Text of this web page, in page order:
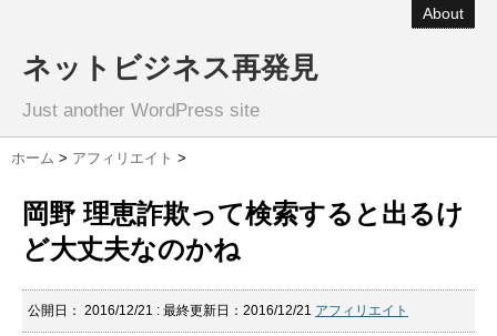
About
ネットビジネス再発見
Just another WordPress site
ホーム > アフィリエイト >
岡野 理恵詐欺って検索すると出るけ
ど大丈夫なのかね
公開日： 2016/12/21 : 最終更新日：2016/12/21 アフィリエイト